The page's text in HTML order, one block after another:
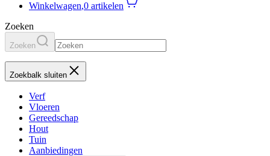
Winkelwagen,0 artikelen
Zoeken
Zoeken
Zoekbalk sluiten
Verf
Vloeren
Gereedschap
Hout
Tuin
Aanbiedingen